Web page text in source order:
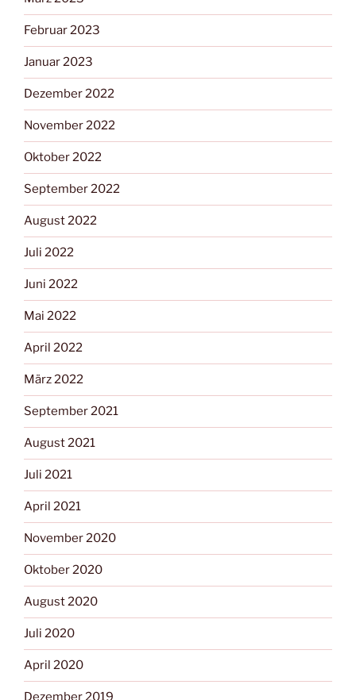
Februar 2023
Januar 2023
Dezember 2022
November 2022
Oktober 2022
September 2022
August 2022
Juli 2022
Juni 2022
Mai 2022
April 2022
März 2022
September 2021
August 2021
Juli 2021
April 2021
November 2020
Oktober 2020
August 2020
Juli 2020
April 2020